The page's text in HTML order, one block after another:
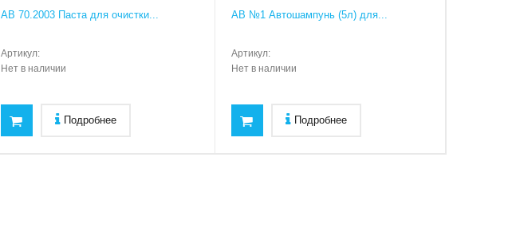
AB 70.2003 Паста для очистки...
Артикул:
Нет в наличии
Подробнее
AB №1 Автошампунь (5л) для...
Артикул:
Нет в наличии
Подробнее